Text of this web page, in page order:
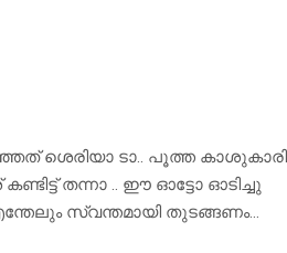
ശെരിയാ ടാ.. പൂത്ത കാശുകാരി
തന്നാ .. ഈ ഓട്ടോ ഓടിച്ചു
സ്വന്തമായി തുടങ്ങണം…